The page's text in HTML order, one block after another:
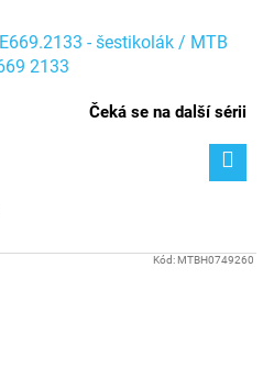
- šestikolák / MTB
2133
Čeká se na další sérii
Kód:MTBH0749260